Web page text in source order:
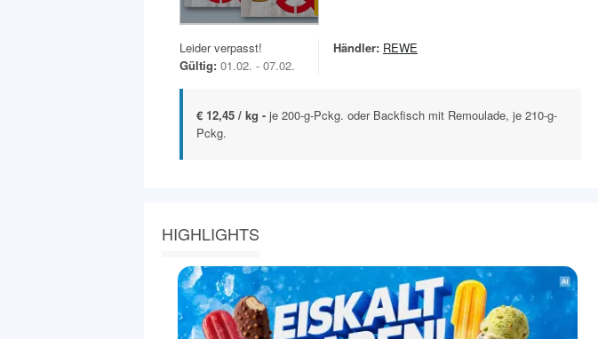
Leider verpasst!
Gültig: 01.02. - 07.02.
Händler: REWE
€ 12,45 / kg - je 200-g-Pckg. oder Backfisch mit Remoulade, je 210-g-
Pckg.
HIGHLIGHTS